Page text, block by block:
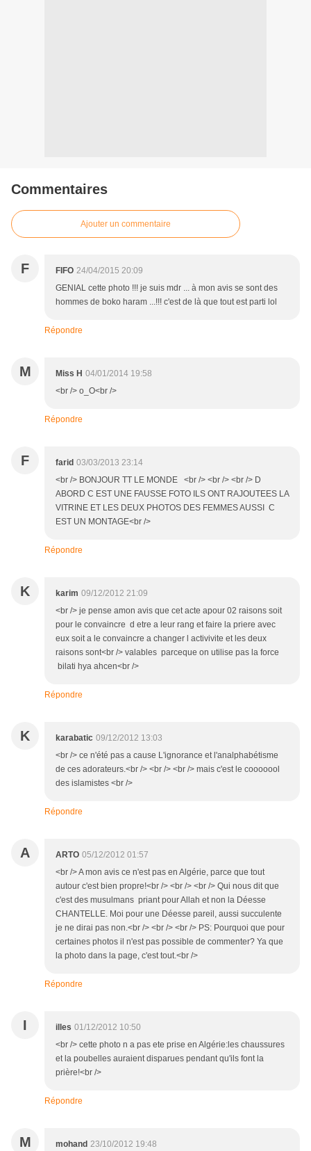
Commentaires
Ajouter un commentaire
F FIFO 24/04/2015 20:09
GENIAL cette photo !!! je suis mdr ... à mon avis se sont des
hommes de boko haram ...!!! c'est de là que tout est parti lol
Répondre
M Miss H 04/01/2014 19:58
<br /> o_O<br />
Répondre
F farid 03/03/2013 23:14
<br /> BONJOUR TT LE MONDE <br /> <br /> <br /> D
ABORD C EST UNE FAUSSE FOTO ILS ONT RAJOUTEES LA
VITRINE ET LES DEUX PHOTOS DES FEMMES AUSSI C
EST UN MONTAGE<br />
Répondre
K karim 09/12/2012 21:09
<br /> je pense amon avis que cet acte apour 02 raisons soit
pour le convaincre d etre a leur rang et faire la priere avec
eux soit a le convaincre a changer l activivite et les deux
raisons sont<br /> valables parceque on utilise pas la force
bilati hya ahcen<br />
Répondre
K karabatic 09/12/2012 13:03
<br /> ce n'été pas a cause L'ignorance et l'analphabétisme
de ces adorateurs.<br /> <br /> <br /> mais c'est le cooooool
des islamistes <br />
Répondre
A ARTO 05/12/2012 01:57
<br /> A mon avis ce n'est pas en Algérie, parce que tout
autour c'est bien propre!<br /> <br /> <br /> Qui nous dit que
c'est des musulmans priant pour Allah et non la Déesse
CHANTELLE. Moi pour une Déesse pareil, aussi succulente
je ne dirai pas non.<br /> <br /> <br /> PS: Pourquoi que pour
certaines photos il n'est pas possible de commenter? Ya que
la photo dans la page, c'est tout.<br />
Répondre
I illes 01/12/2012 10:50
<br /> cette photo n a pas ete prise en Algérie:les chaussures
et la poubelles auraient disparues pendant qu'ils font la
prière!<br />
Répondre
M mohand 23/10/2012 19:48